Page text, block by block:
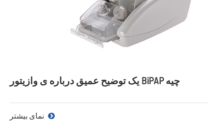
یک توضیح عمیق درباره ی وازیتور BiPAP چیه